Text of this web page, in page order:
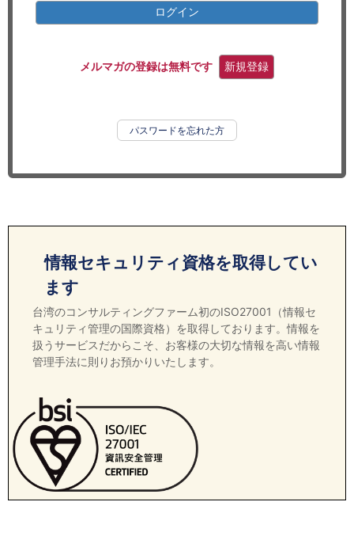
リサーチ ログイン
メルマガの登録は無料です 新規登録
パスワードを忘れた方
情報セキュリティ資格を取得してい
ます
台湾のコンサルティングファーム初のISO27001（情報セ
キュリティ管理の国際資格）を取得しております。情報を
扱うサービスだからこそ、お客様の大切な情報を高い情報
管理手法に則りお預かりいたします。